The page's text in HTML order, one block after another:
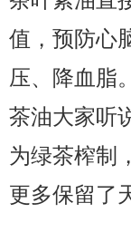
值，预防心
压、降血脂
茶油大家听
为绿茶榨制
更多保留了